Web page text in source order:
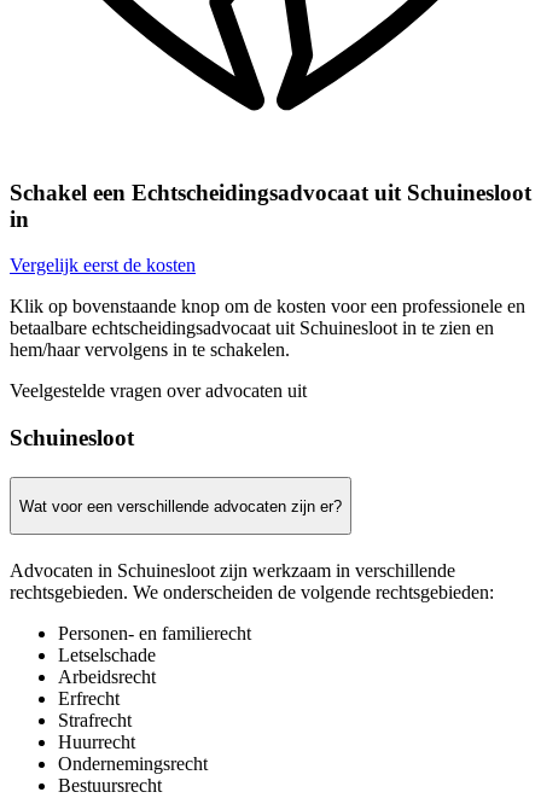
Schakel een Echtscheidingsadvocaat uit Schuinesloot
in
Vergelijk eerst de kosten
Klik op bovenstaande knop om de kosten voor een professionele en
betaalbare echtscheidingsadvocaat uit Schuinesloot in te zien en
hem/haar vervolgens in te schakelen.
Veelgestelde vragen over advocaten uit
Schuinesloot
Wat voor een verschillende advocaten zijn er?
Advocaten in Schuinesloot zijn werkzaam in verschillende
rechtsgebieden. We onderscheiden de volgende rechtsgebieden:
Personen- en familierecht
Letselschade
Arbeidsrecht
Erfrecht
Strafrecht
Huurrecht
Ondernemingsrecht
Bestuursrecht